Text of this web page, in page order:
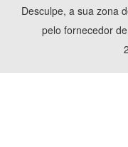
Desculpe, a sua zona
pelo fornecedor